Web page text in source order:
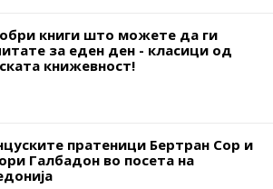
книги што можете да ги
за еден ден - класици од
книжевност!
пратеници Бертран Сор и
Галбадон во посета на